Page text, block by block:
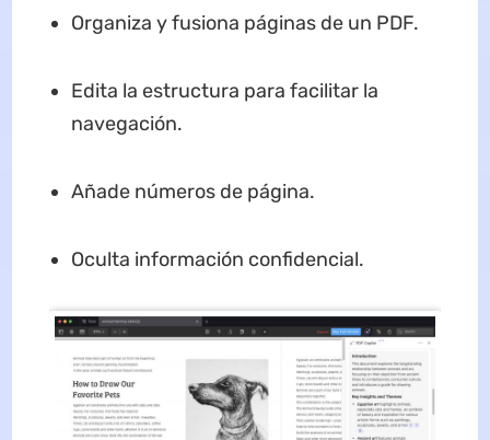
Organiza y fusiona páginas de un PDF.
Edita la estructura para facilitar la
navegación.
Añade números de página.
Oculta información confidencial.